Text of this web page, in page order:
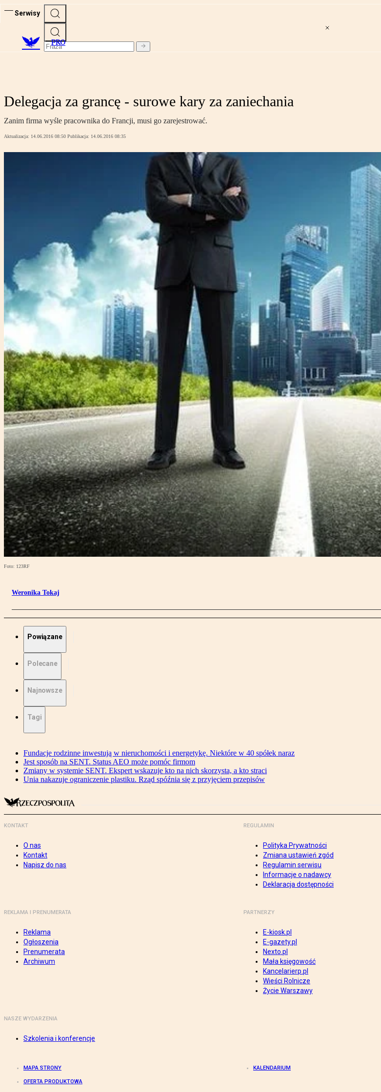
Serwisy
PRO
Delegacja za grancę - surowe kary za zaniechania
Zanim firma wyśle pracownika do Francji, musi go zarejestrować.
Aktualizacja: 14.06.2016 08:50 Publikacja: 14.06.2016 08:35
Foto: 123RF
Weronika Tokaj
Powiązane
Polecane
Najnowsze
Tagi
Fundacje rodzinne inwestują w nieruchomości i energetykę. Niektóre w 40 spółek naraz
Jest sposób na SENT. Status AEO może pomóc firmom
Zmiany w systemie SENT. Ekspert wskazuje kto na nich skorzysta, a kto straci
Unia nakazuje ograniczenie plastiku. Rząd spóźnia się z przyjęciem przepisów
KONTAKT
O nas
Kontakt
Napisz do nas
REGULAMIN
Polityka Prywatności
Zmiana ustawień zgód
Regulamin serwisu
Informacje o nadawcy
Deklaracja dostępności
REKLAMA I PRENUMERATA
Reklama
Ogłoszenia
Prenumerata
Archiwum
PARTNERZY
E-kiosk.pl
E-gazety.pl
Nexto.pl
Mała księgowość
Kancelarierp.pl
Wieści Rolnicze
Życie Warszawy
NASZE WYDARZENIA
Szkolenia i konferencje
MAPA STRONY KALENDARIUM
OFERTA PRODUKTOWA